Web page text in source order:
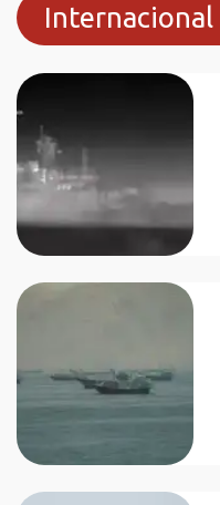
Internacional